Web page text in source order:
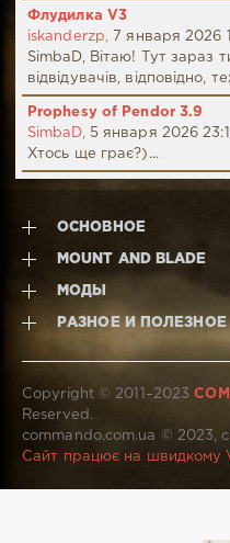
Флудилка V3
iskanderzp, 7 января 2026
SimbaD, Вітаю! Тут зараз
відвідувачів, відповідно,
Prophesy of Pendor 3.9
SimbaD, 5 января 2026
Хтось ще грає?)...
ОСНОВНОЕ
MOUNT AND BLADE
МОДЫ
РАЗНОЕ И ПОЛЕЗНОЕ
Copyright © 2011–2023
Reserved.
commando.com.ua © 2023,
Сайт працює на швидкому